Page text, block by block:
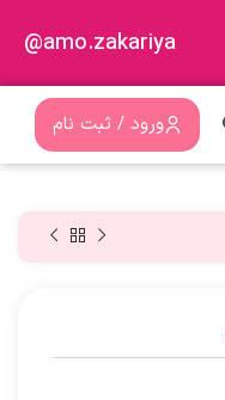
amo.zakariya@
ورود / ثبت نام